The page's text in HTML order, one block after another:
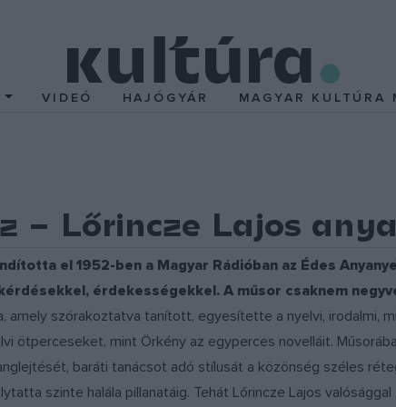
VIDEÓ HAJÓGYÁR MAGYAR KULTÚRA
– Lőrincze Lajos
el 1952-ben a Magyar Rádióban az Édes
érdekességekkel. A műsor csaknem
amely szórakoztatva tanított, egyesítette a nyelvi, irodalmi,
ötperceseket, mint Örkény az egyperces novelláit.
baráti tanácsot adó stílusát a közönség széles
szinte halála pillanatáig. Tehát Lőrincze Lajos valósággal